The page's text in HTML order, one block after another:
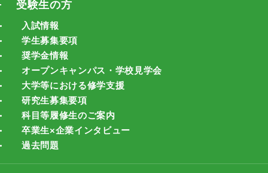
受験生の方
入試情報
学生募集要項
奨学金情報
オープンキャンパス・学校見学会
大学等における修学支援
研究生募集要項
科目等履修生のご案内
卒業生×企業インタビュー
過去問題